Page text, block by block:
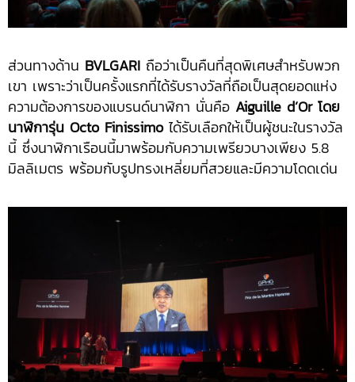
ส่วนทางด้าน BVLGARI ถือว่าเป็นคืนที่สุดพิเศษสำหรับพวก
เขา เพราะว่าเป็นครั้งแรกที่ได้รับรางวัลที่ถือเป็นสุดยอดแห่ง
ความต้องการของแบรนด์นาฬิกา นั่นคือ Aiguille d’Or โดย
นาฬิการุ่น Octo Finissimoได้รับเลือกให้เป็นผู้ชนะในรางวัล
นี้ ซึ่งนาฬิกาเรือนนี้มาพร้อมกับความเพรียวบางเพียง 5.8
มิลลิเมตร พร้อมกับรูปทรงเหลี่ยมที่สวยและมีความโดดเด่น